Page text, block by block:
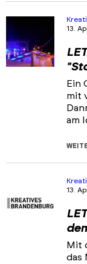
13.
Ein
mit
am
13.
Mit
das